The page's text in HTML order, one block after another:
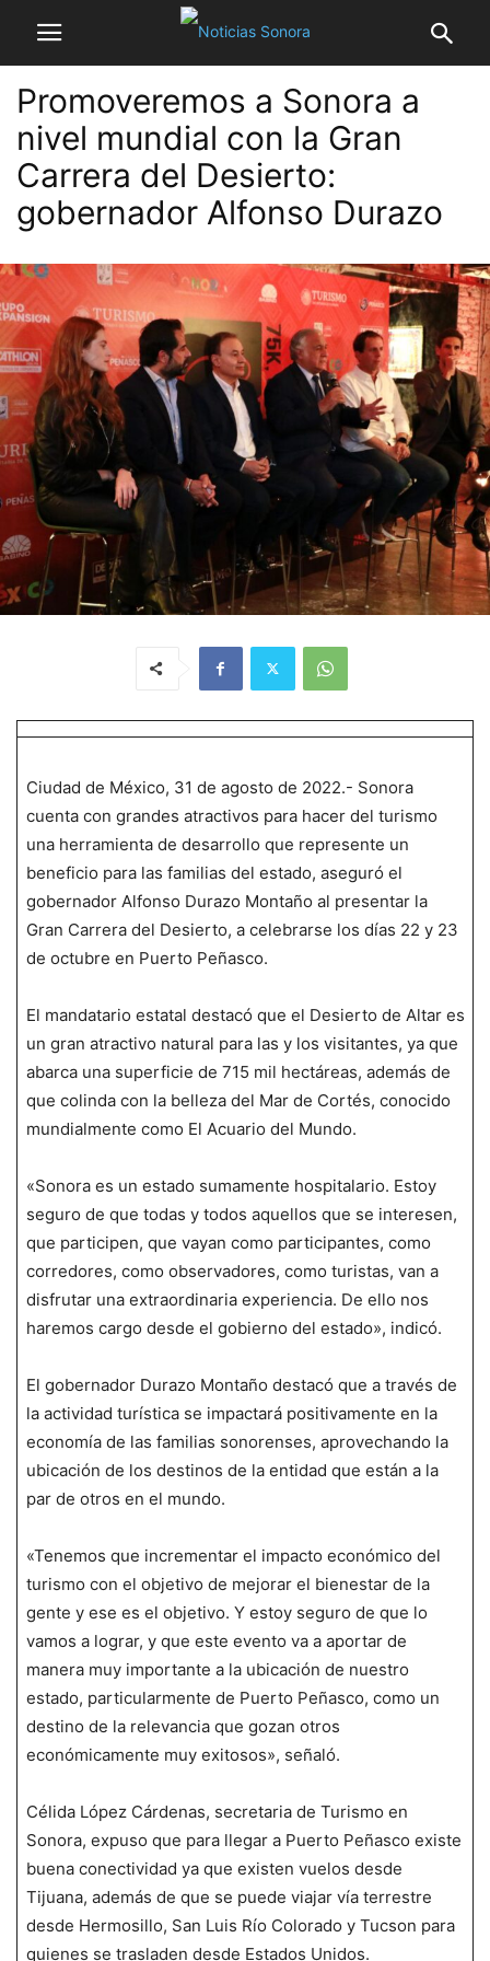
Promoveremos a Sonora a
nivel mundial con la Gran
Carrera del Desierto:
gobernador Alfonso Durazo
Ciudad de México, 31 de agosto de 2022.- Sonora
cuenta con grandes atractivos para hacer del turismo
una herramienta de desarrollo que represente un
beneficio para las familias del estado, aseguró el
gobernador Alfonso Durazo Montaño al presentar la
Gran Carrera del Desierto, a celebrarse los días 22 y 23
de octubre en Puerto Peñasco.
El mandatario estatal destacó que el Desierto de Altar es
un gran atractivo natural para las y los visitantes, ya que
abarca una superficie de 715 mil hectáreas, además de
que colinda con la belleza del Mar de Cortés, conocido
mundialmente como El Acuario del Mundo.
«Sonora es un estado sumamente hospitalario. Estoy
seguro de que todas y todos aquellos que se interesen,
que participen, que vayan como participantes, como
corredores, como observadores, como turistas, van a
disfrutar una extraordinaria experiencia. De ello nos
haremos cargo desde el gobierno del estado», indicó.
El gobernador Durazo Montaño destacó que a través de
la actividad turística se impactará positivamente en la
economía de las familias sonorenses, aprovechando la
ubicación de los destinos de la entidad que están a la
par de otros en el mundo.
«Tenemos que incrementar el impacto económico del
turismo con el objetivo de mejorar el bienestar de la
gente y ese es el objetivo. Y estoy seguro de que lo
vamos a lograr, y que este evento va a aportar de
manera muy importante a la ubicación de nuestro
estado, particularmente de Puerto Peñasco, como un
destino de la relevancia que gozan otros
económicamente muy exitosos», señaló.
Célida López Cárdenas, secretaria de Turismo en
Sonora, expuso que para llegar a Puerto Peñasco existe
buena conectividad ya que existen vuelos desde
Tijuana, además de que se puede viajar vía terrestre
desde Hermosillo, San Luis Río Colorado y Tucson para
quienes se trasladen desde Estados Unidos.